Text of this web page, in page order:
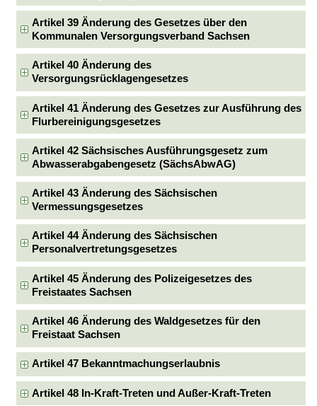
Artikel 39 Änderung des Gesetzes über den
Kommunalen Versorgungsverband Sachsen
Artikel 40 Änderung des
Versorgungsrücklagengesetzes
Artikel 41 Änderung des Gesetzes zur Ausführung des
Flurbereinigungsgesetzes
Artikel 42 Sächsisches Ausführungsgesetz zum
Abwasserabgabengesetz (SächsAbwAG)
Artikel 43 Änderung des Sächsischen
Vermessungsgesetzes
Artikel 44 Änderung des Sächsischen
Personalvertretungsgesetzes
Artikel 45 Änderung des Polizeigesetzes des
Freistaates Sachsen
Artikel 46 Änderung des Waldgesetzes für den
Freistaat Sachsen
Artikel 47 Bekanntmachungserlaubnis
Artikel 48 In-Kraft-Treten und Außer-Kraft-Treten